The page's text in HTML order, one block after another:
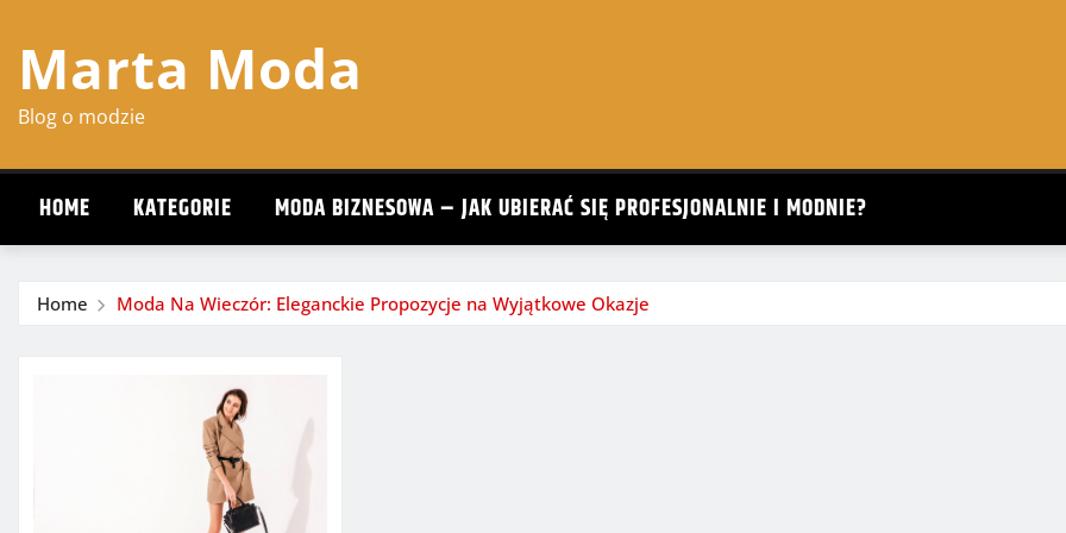
content
Marta Moda
Blog o modzie
HOME KATEGORIE MODA BIZNESOWA – JAK UBIERAĆ SIĘ PROFESJONALNIE I MODNIE?
Home Moda Na Wieczór: Eleganckie Propozycje na Wyjątkowe Okazje